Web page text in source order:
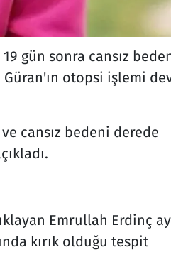
gün sonra cansız
otopsi işlemi
cansız bedeni derede
Emrullah Erdinç
kırık olduğu tespit